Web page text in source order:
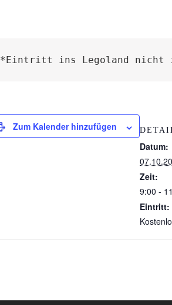
*Eintritt ins Legoland nicht
Zum Kalender hinzufügen
Datum:
Zeit:
9:00 -
Eintritt: